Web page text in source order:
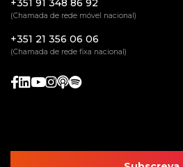
+351 91 348 86 92
(Chamada de rede móvel nacional)
+351 21 356 06 06
(Chamada de rede fixa nacional)